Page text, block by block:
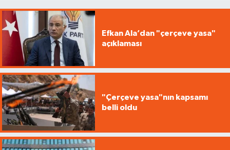
Efkan Ala’dan "çerçeve yasa"
açıklaması
"Çerçeve yasa"nın kapsamı
belli oldu